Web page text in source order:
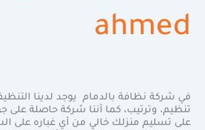
ahmed
في شركة نظافة بالدمام يوجد لدينا
تنظيم، وترتيب، كما أننا شركة حاصلة على
على تسليم منزلك خالي من أي غباره على